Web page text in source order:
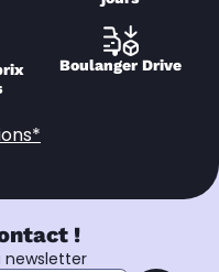
Boulanger Drive
!
newsletter